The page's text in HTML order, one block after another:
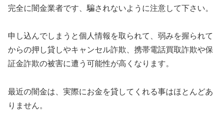
完全に闇金業者です、騙されないように注意して下さい。
申し込んでしまうと個人情報を取られて、弱みを握られて
からの押し貸しやキャンセル詐欺、携帯電話買取詐欺や保
証金詐欺の被害に遭う可能性が高くなります。
最近の闇金は、実際にお金を貸してくれる事はほとんどあ
りません。